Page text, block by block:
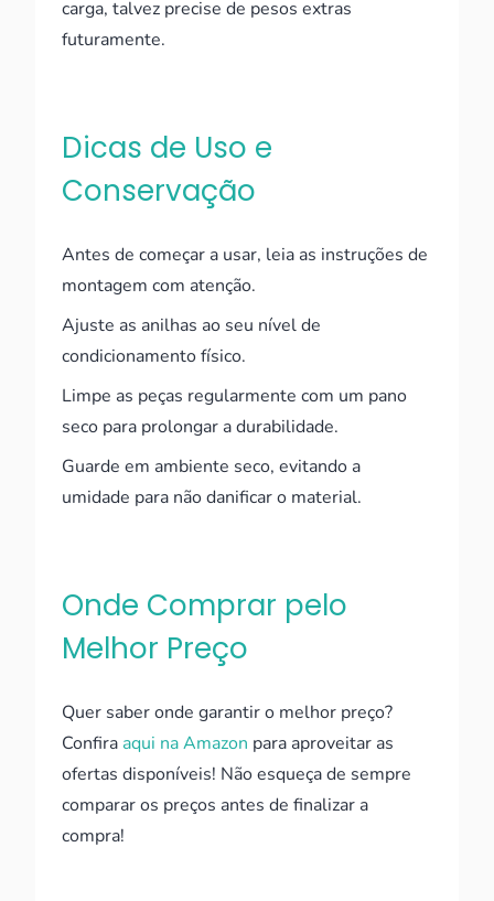
carga, talvez precise de pesos extras
futuramente.
Dicas de Uso e
Conservação
Antes de começar a usar, leia as instruções de
montagem com atenção.
Ajuste as anilhas ao seu nível de
condicionamento físico.
Limpe as peças regularmente com um pano
seco para prolongar a durabilidade.
Guarde em ambiente seco, evitando a
umidade para não danificar o material.
Onde Comprar pelo
Melhor Preço
Quer saber onde garantir o melhor preço?
Confira aqui na Amazon para aproveitar as
ofertas disponíveis! Não esqueça de sempre
comparar os preços antes de finalizar a
compra!